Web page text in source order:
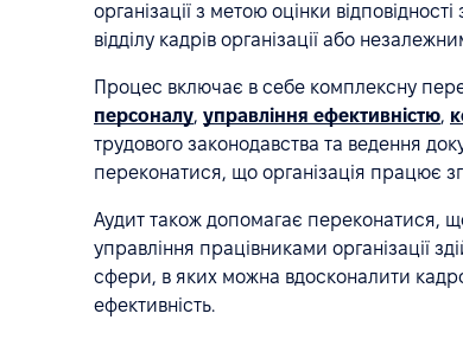
організації з метою оцінки
відділу кадрів організації або
Процес включає в себе комплексну
персоналу, управління ефективністю,
трудового законодавства та ведення
переконатися, що організація працює
Аудит також допомагає переконатися,
управління працівниками організації
сфери, в яких можна вдосконалити
ефективність.